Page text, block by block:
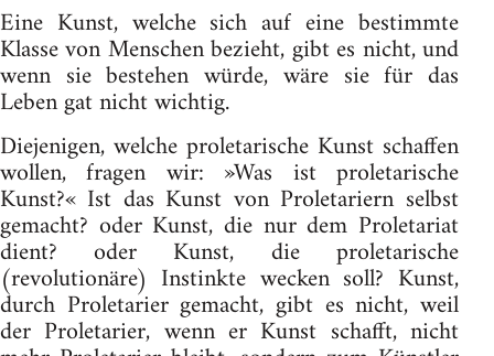
Eine Kunst, welche sich auf eine bestimmte
Klasse von Menschen bezieht, gibt es nicht, und
wenn sie bestehen würde, wäre sie für das
Leben gat nicht wichtig.
Diejenigen, welche proletarische Kunst schaffen
wollen, fragen wir: »Was ist proletarische
Kunst?« Ist das Kunst von Proletariern selbst
gemacht? oder Kunst, die nur dem Proletariat
dient? oder Kunst, die proletarische
(revolutionäre) Instinkte wecken soll? Kunst,
durch Proletarier gemacht, gibt es nicht, weil
der Proletarier, wenn er Kunst schafft, nicht